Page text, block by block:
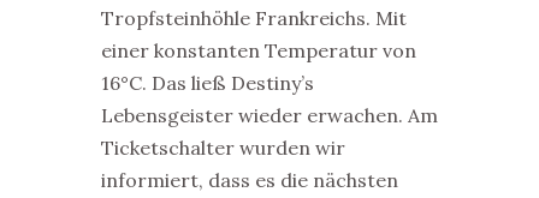
Tropfsteinhöhle Frankreichs. Mit
einer konstanten Temperatur von
16°C. Das ließ Destiny’s
Lebensgeister wieder erwachen. Am
Ticketschalter wurden wir
informiert, dass es die nächsten